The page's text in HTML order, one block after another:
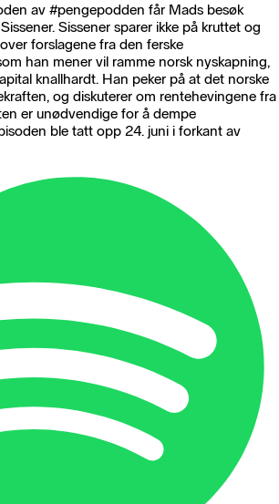
av #pengepodden får Mads besøk
Sissener sparer ikke på kruttet og
forslagene fra den ferske
han mener vil ramme norsk nyskapning,
knallhardt. Han peker på at det norske
og diskuterer om rentehevingene fra
er unødvendige for å dempe
ble tatt opp 24. juni i forkant av